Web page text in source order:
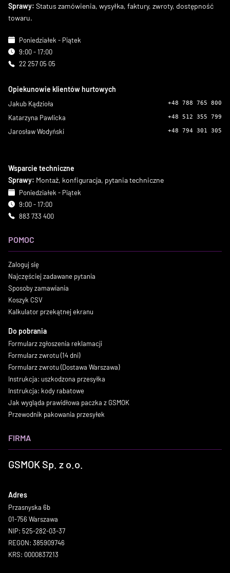
Sprawy: Status zamówienia, wysyłka, faktury, zwroty, dostępność
towaru.
Poniedziałek - Piątek
9:00 - 17:00
22 257 05 05
Opiekunowie klientów hurtowych
Jakub Kądzioła +48 788 765 800
Katarzyna Pawlicka +48 512 355 799
Jarosław Wodyński +48 794 301 305
Wsparcie techniczne
Sprawy: Montaż, konfiguracja, pytania techniczne
Poniedziałek - Piątek
9:00 - 17:00
883 733 400
POMOC
Zaloguj się
Najczęściej zadawane pytania
Sposoby zamawiania
Koszyk CSV
Kalkulator przekątnej ekranu
Do pobrania
Formularz zgłoszenia reklamacji
Formularz zwrotu (14 dni)
Formularz zwrotu (Dostawa Warszawa)
Instrukcja: uszkodzona przesyłka
Instrukcja: kody rabatowe
Jak wygląda prawidłowa paczka z GSMOK
Przewodnik pakowania przesyłek
FIRMA
GSMOK Sp. z o.o.
Adres
Przasnyska 6b
01-756 Warszawa
NIP: 525-282-03-37
REGON: 385909746
KRS: 0000837213